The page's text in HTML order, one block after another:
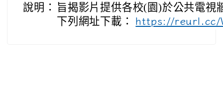
說明： 旨揭影片提供各校(園)於公共電視
下列網址下載：
https://reurl.cc/